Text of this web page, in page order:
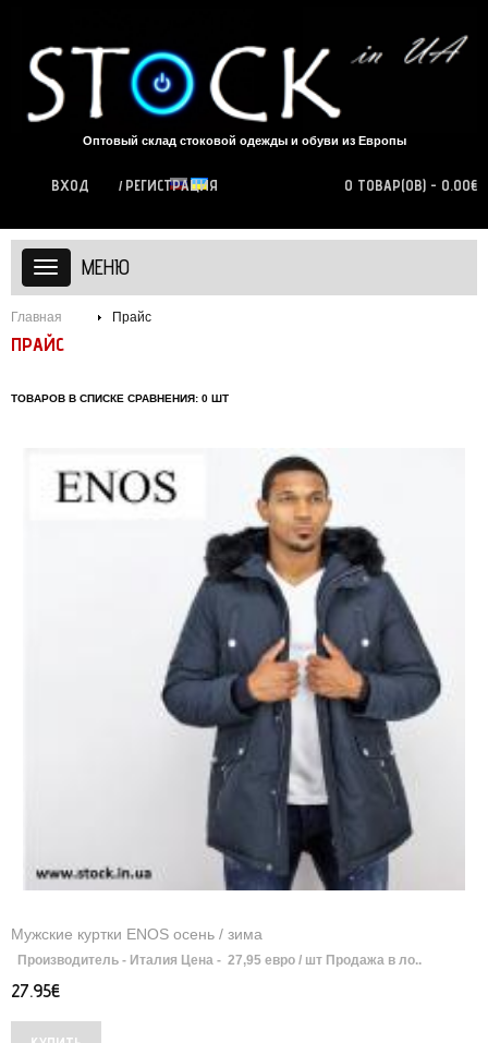
Оптовый склад стоковой одежды и обуви из Европы
0 ТОВАР(ОВ) - 0.00€
ВХОД РЕГИСТРАЦИЯ
МЕНЮ
Главная Прайс
ПРАЙС
ТОВАРОВ В СПИСКЕ СРАВНЕНИЯ: 0 ШТ
Мужские куртки ENOS осень / зима
Производитель - Италия Цена - 27,95 евро / шт Продажа в ло..
27.95€